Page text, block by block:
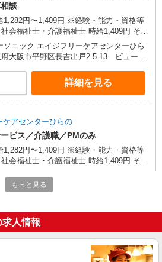
談
1,282円〜1,409円 ※経験・能力・資格等
会福祉士・介護福祉士 時給1,409円 その
時給1,282円 ※一律処遇改善加算含む 〇時
手当 〇土日祝勤務手当 〇無事故無違反表
年末年始勤務手当
ソニック エイジフリーケアセンターひら
大阪市平野区長吉出戸2-5-13 ピュール
詳細を見る
アセンターひらの
ビス／介護職／PMのみ
1,282円〜1,409円 ※経験・能力・資格等
会福祉士・介護福祉士 時給1,409円 その
時給1,282円 ※一律処遇改善加算含む 〇時
務手当 〇土日祝勤務手当 〇無事故無違反表
年末年始勤務手当
ソニック エイジフリーケアセンターひら
府大阪市平野区長吉出戸2-5-13 ピュール
詳細を見る
もっと見る
人情報